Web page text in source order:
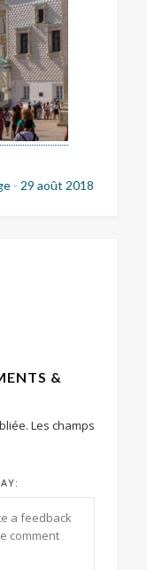
- 29 août 2018
&
Les champs